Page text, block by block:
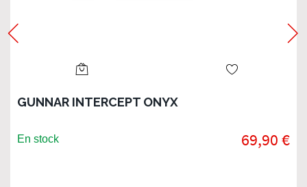
GUNNAR INTERCEPT ONYX
En stock 69,90 €